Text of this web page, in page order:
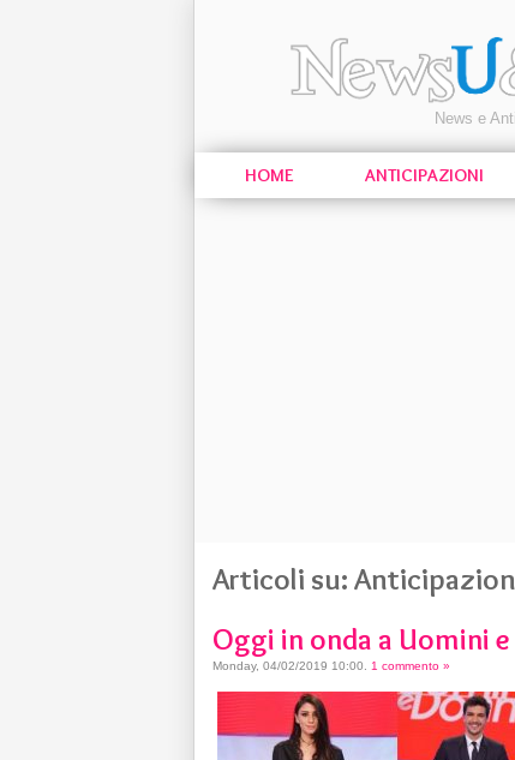
News e
HOME ANTICIPAZIONI
Articoli su:
Oggi in onda a Uomini
Monday, 04/02/2019 10:00 1 commento »